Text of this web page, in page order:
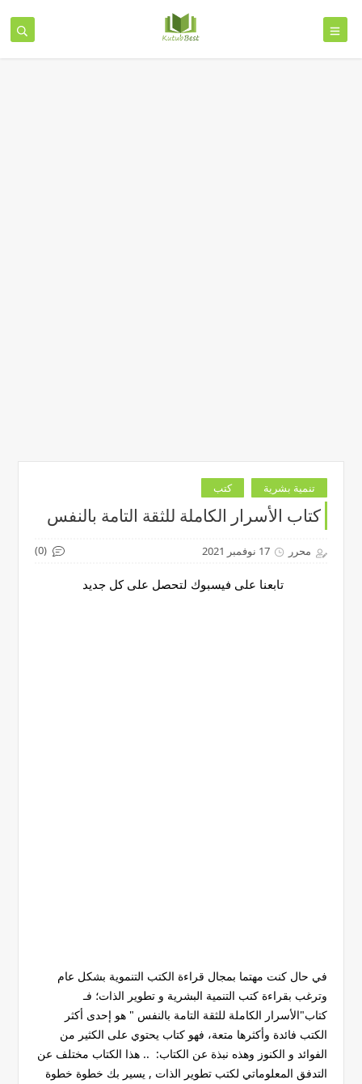
تنمية بشرية كتب
كتاب الأسرار الكاملة للثقة التامة بالنفس
محرر 17 نوفمبر 2021 (0)
تابعنا على فيسبوك لتحصل على كل جديد
في حال كنت مهتما بمجال قراءة الكتب التنموية بشكل عام
وترغب بقراءة كتب التنمية البشرية و تطوير الذات؛ فـ
كتاب"الأسرار الكاملة للثقة التامة بالنفس " هو إحدى أكثر
الكتب فائدة وأكثرها متعة، فهو كتاب يحتوي على الكثير من
الفوائد و الكنوز وهذه نبذة عن الكتاب: .. هذا الكتاب مختلف عن
التدفق المعلوماتي لكتب تطوير الذات , يسير بك خطوة خطوة